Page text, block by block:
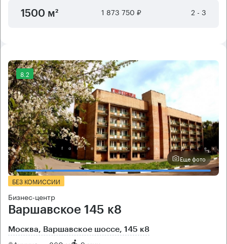
1500 м² 1 873 750 ₽ 2 - 3
8.2
Еще фото
БЕЗ КОМИССИИ
Бизнес-центр
Варшавское 145 к8
Москва, Варшавское шоссе, 145 к8